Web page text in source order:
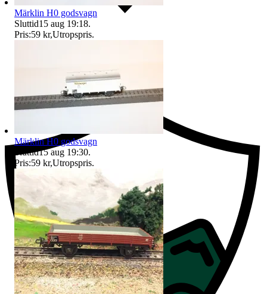
Ersättning om du inte får din vara
Märklin H0 godsvagn
Sluttid15 aug 19:18.
Pris:59 kr,Utropspris.
Märklin H0 godsvagn
Sluttid15 aug 19:30.
Pris:59 kr,Utropspris.